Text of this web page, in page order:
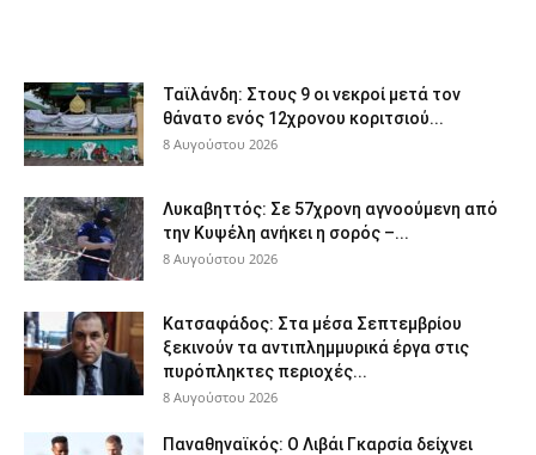
Ταϊλάνδη: Στους 9 οι νεκροί μετά τον
θάνατο ενός 12χρονου κοριτσιού...
8 Αυγούστου 2026
Λυκαβηττός: Σε 57χρονη αγνοούμενη από
την Κυψέλη ανήκει η σορός –...
8 Αυγούστου 2026
Κατσαφάδος: Στα μέσα Σεπτεμβρίου
ξεκινούν τα αντιπλημμυρικά έργα στις
πυρόπληκτες περιοχές...
8 Αυγούστου 2026
Παναθηναϊκός: Ο Λιβάι Γκαρσία δείχνει